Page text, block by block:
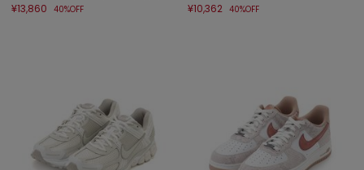
¥13,860 40%OFF ¥10,362 40%OFF